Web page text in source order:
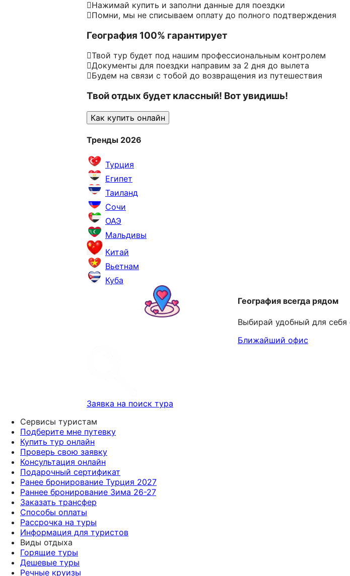
Нажимай купить и заполни данные для поездки
Помни, мы не списываем оплату до полного подтверждения
География 100% гарантирует
Твой тур будет под нашим профессиональным контролем
Документы для поездки направим за 2 дня до вылета
Будем на связи с тобой до возвращения из путешествия
Твой отдых будет классный! Вот увидишь!
Как купить онлайн
Тренды 2026
Турция
Египет
Таиланд
Сочи
ОАЭ
Мальдивы
Китай
Вьетнам
Куба
География всегда рядом
Выбирай удобный для себя
Ближайший офис
Заявка на поиск тура
Сервисы туристам
Подберите мне путевку
Купить тур онлайн
Проверь свою заявку
Консультация онлайн
Подарочный сертификат
Ранее бронирование Турция 2027
Раннее бронирование Зима 26-27
Заказать трансфер
Способы оплаты
Рассрочка на туры
Информация для туристов
Виды отдыха
Горящие туры
Дешевые туры
Речные круизы